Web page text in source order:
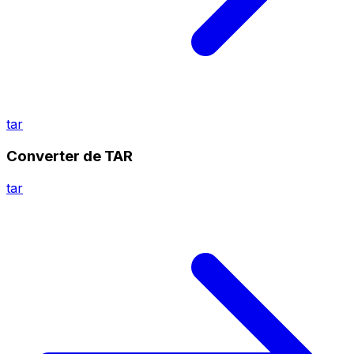
tar
Converter de TAR
tar